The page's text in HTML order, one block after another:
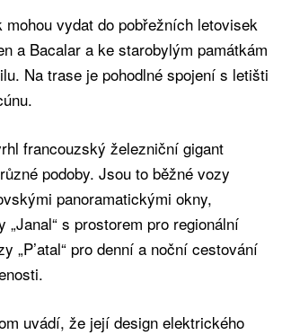
vydat do pobřežních letovisek
a Bacalar a ke starobylým památkám
Na trase je pohodlné spojení s letišti
francouzský železniční gigant
podoby. Jsou to běžné vozy
panoramatickými okny,
„Janal“ s prostorem pro regionální
„P’atal“ pro denní a noční cestování
uvádí, že její design elektrického